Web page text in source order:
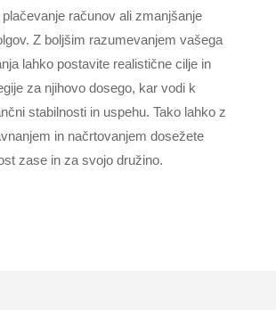
računov ali zmanjšanje
Z boljšim razumevanjem vašega
lahko postavite realistične cilje in
za njihovo dosego, kar vodi k
stabilnosti in uspehu. Tako lahko z
in načrtovanjem dosežete
zase in za svojo družino.